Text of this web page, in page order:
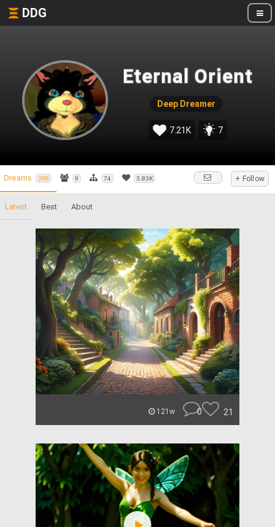
DDG
Eternal Orient
Deep Dreamer
7.21K 7
Dreams 288 9 74 3.83K + Follow
Latest Best About
121w 0 21